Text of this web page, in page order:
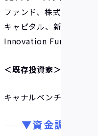
ファンド、株式会社三井
キャピタル、新生企業投
Innovation Fund
＜既存投資家＞
キャナルベンチャーズ、
▼資金調達の目